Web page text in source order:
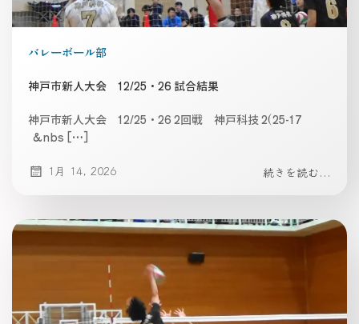
バレーボール部
神戸市新人大会 12/25・26 試合結果
神戸市新人大会 12/25・26 2回戦 神戸科技 2(25-17
&nbs […]
1月 14, 2026 続きを読む...